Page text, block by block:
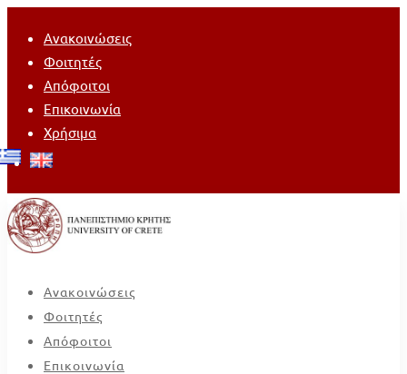
Ανακοινώσεις
Φοιτητές
Απόφοιτοι
Επικοινωνία
Χρήσιμα
Ανακοινώσεις
Φοιτητές
Απόφοιτοι
Επικοινωνία